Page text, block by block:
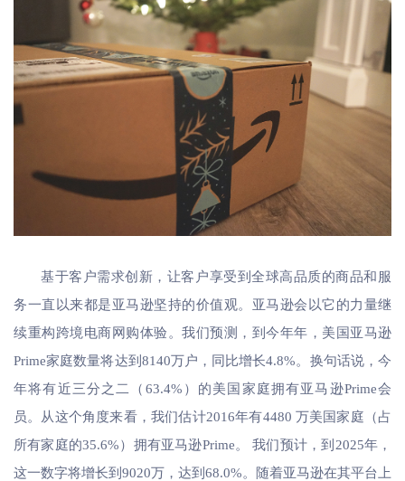
基于客户需求创新，让客户享受到全球高品质的商品和服
务一直以来都是亚马逊坚持的价值观。亚马逊会以它的力量继
续重构跨境电商网购体验。我们预测，到今年年，美国亚马逊
Prime家庭数量将达到8140万户，同比增长4.8%。换句话说，今
年将有近三分之二（63.4%）的美国家庭拥有亚马逊Prime会
员。从这个角度来看，我们估计2016年有4480 万美国家庭（占
所有家庭的35.6%）拥有亚马逊Prime。 我们预计，到2025年，
这一数字将增长到9020万，达到68.0%。随着亚马逊在其平台上